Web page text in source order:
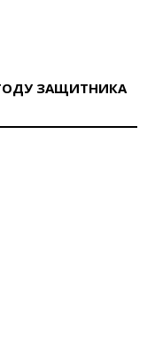
ЗАЩИТНИКА